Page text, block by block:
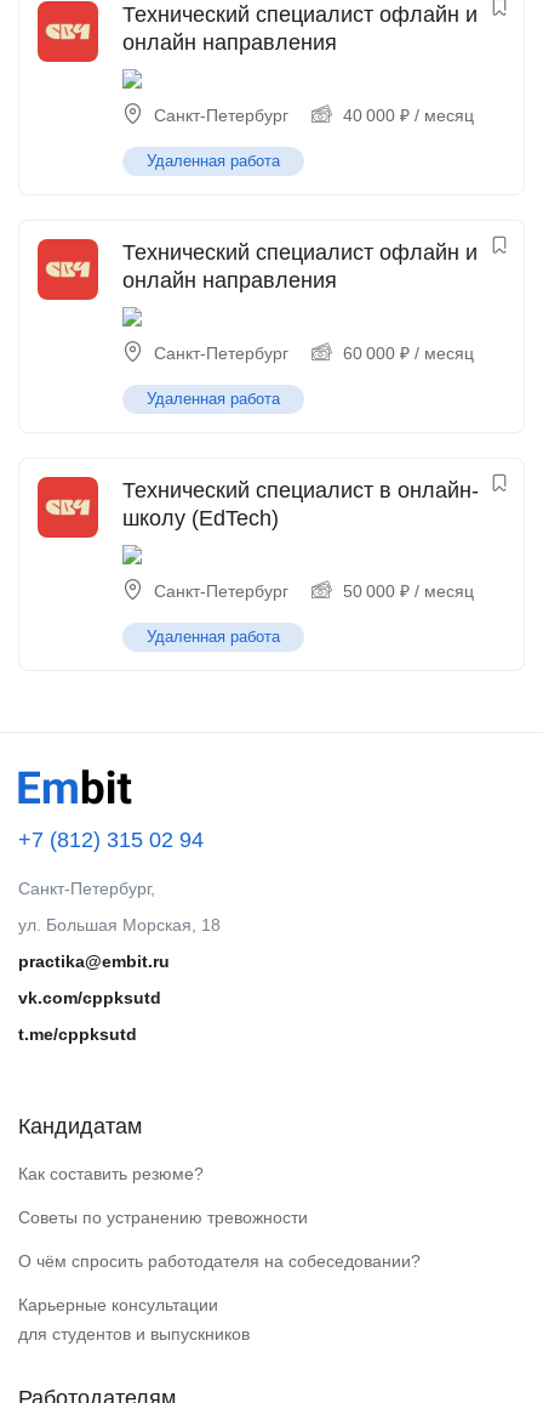
Технический специалист офлайн и
онлайн направления
Санкт-Петербург 40 000 ₽ / месяц
Удаленная работа
Технический специалист офлайн и
онлайн направления
Санкт-Петербург 60 000 ₽ / месяц
Удаленная работа
Технический специалист в онлайн-
школу (EdTech)
Санкт-Петербург 50 000 ₽ / месяц
Удаленная работа
+7 (812) 315 02 94
Санкт-Петербург,
ул. Большая Морская, 18
practika@embit.ru
vk.com/cppksutd
t.me/cppksutd
Кандидатам
Как составить резюме?
Советы по устранению тревожности
О чём спросить работодателя на собеседовании?
Карьерные консультации
для студентов и выпускников
Работодателям